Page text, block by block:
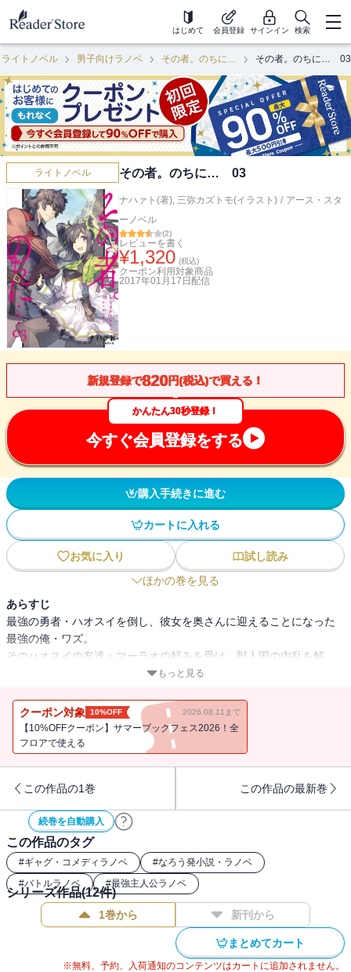
はじめて 会員登録 サインイン 検索
ライトノベル 男子向けラノベ その者。のちに… その者。のちに… 03
ライトノベル その者。のちに… 03
ナハァト(著), 三弥カズトモ(イラスト) / アース・スタ
ーノベル
(2)
レビューを書く
¥1,320 (税込)
クーポン利用対象商品
2017年01月17日 配信
新規登録で820円(税込)で買える！
かんたん30秒登録！
今すぐ会員登録をする
購入手続きに進む
カートに入れる
お気に入り
試し読み
ほかの巻を見る
あらすじ
最強の勇者・ハオスイを倒し、彼女を奥さんに迎えることになった
最強の俺・ワズ。
そのハオスイの友達・マーラオの頼みを受け、獣人国の内乱を解
その途中で出会ったのは、２年前に別れた妹・カガネ…
「私もお兄ちゃんの奥さんになります!!!!」
って、そんなことってアリなの？
超急展開の大ヒットシリーズ第３弾!!!
もっと見る
クーポン対象 10%OFF 2026.08.11まで
【10%OFFクーポン】サマーブックフェス2026！全
フロアで使える
この作品の1巻 この作品の最新巻
続巻を自動購入
この作品のタグ
#ギャグ・コメディラノベ #なろう発小説・ラノベ
#バトルラノベ #最強主人公ラノベ
シリーズ作品(12件)
1巻から 新刊から
まとめてカート
※無料、予約、入荷通知のコンテンツはカートに追加されません。